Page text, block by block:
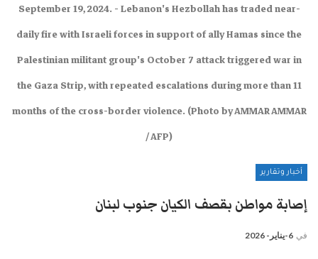
September 19, 2024. - Lebanon's Hezbollah has traded near-
daily fire with Israeli forces in support of ally Hamas since the
Palestinian militant group's October 7 attack triggered war in
the Gaza Strip, with repeated escalations during more than 11
months of the cross-border violence. (Photo by AMMAR AMMAR
/ AFP)
أخبار وتقارير
إصابة مواطن بقصف الكيان جنوب لبنان
في 6-يناير- 2026